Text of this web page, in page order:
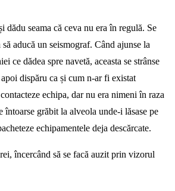
seama că ceva nu era în regulă. Se
aducă un seismograf. Când ajunse la
ce dădea spre navetă, aceasta se strânse
dispăru ca și cum n-ar fi existat
echipa, dar nu era nimeni în raza
întoarse grăbit la alveola unde-i lăsase pe
echipamentele deja descărcate.
încercând să se facă auzit prin vizorul